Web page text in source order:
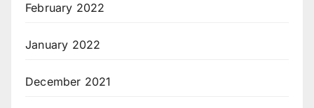
February 2022
January 2022
December 2021